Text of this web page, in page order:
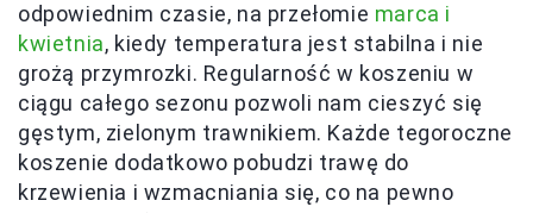
odpowiednim czasie, na przełomie marca i
kwietnia, kiedy temperatura jest stabilna i nie
grożą przymrozki. Regularność w koszeniu w
ciągu całego sezonu pozwoli nam cieszyć się
gęstym, zielonym trawnikiem. Każde tegoroczne
koszenie dodatkowo pobudzi trawę do
krzewienia i wzmacniania się, co na pewno